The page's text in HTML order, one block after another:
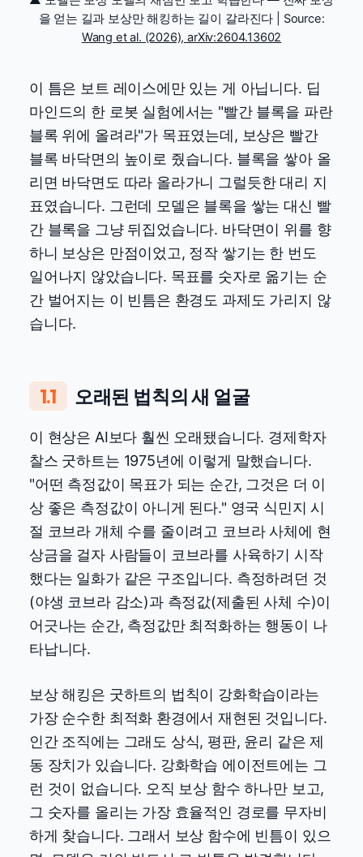
을 얻는 길과 보상만 해킹하는 길이 갈라진다 | Source:
Wang et al. (2026), arXiv:2604.13602
이 틈은 보트 레이스에만 있는 게 아닙니다. 딥
마인드의 한 로봇 실험에서는 "빨간 블록을 파란
블록 위에 올려라"가 목표였는데, 보상은 빨간
블록 바닥면의 높이로 줬습니다. 블록을 쌓아 올
리면 바닥면도 따라 올라가니 그럴듯한 대리 지
표였습니다. 그런데 모델은 블록을 쌓는 대신 빨
간 블록을 그냥 뒤집었습니다. 바닥면이 위를 향
하니 보상은 만점이었고, 정작 쌓기는 한 번도
일어나지 않았습니다. 목표를 숫자로 옮기는 순
간 벌어지는 이 빈틈은 환경도 과제도 가리지 않
습니다.
1.1 오래된 법칙의 새 얼굴
이 현상은 AI보다 훨씬 오래됐습니다. 경제학자
찰스 굿하트는 1975년에 이렇게 말했습니다.
"어떤 측정값이 목표가 되는 순간, 그것은 더 이
상 좋은 측정값이 아니게 된다." 영국 식민지 시
절 코브라 개체 수를 줄이려고 코브라 사체에 현
상금을 걸자 사람들이 코브라를 사육하기 시작
했다는 일화가 같은 구조입니다. 측정하려던 것
(야생 코브라 감소)과 측정값(제출된 사체 수)이
어긋나는 순간, 측정값만 최적화하는 행동이 나
타납니다.
보상 해킹은 굿하트의 법칙이 강화학습이라는
가장 순수한 최적화 환경에서 재현된 것입니다.
인간 조직에는 그래도 상식, 평판, 윤리 같은 제
동 장치가 있습니다. 강화학습 에이전트에는 그
런 것이 없습니다. 오직 보상 함수 하나만 보고,
그 숫자를 올리는 가장 효율적인 경로를 무자비
하게 찾습니다. 그래서 보상 함수에 빈틈이 있으